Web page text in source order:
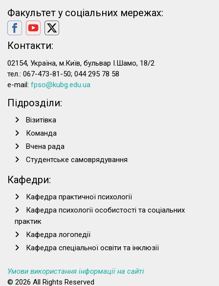
Факультет у соціальних мережах:
Контакти:
02154, Україна, м.Київ, бульвар І.Шамо, 18/2
тел.: 067-473-81-50; 044 295 78 58
e-mail: fpso@kubg.edu.ua
Підрозділи:
Візитівка
Команда
Вчена рада
Студентське самоврядування
Кафедри:
Кафедра практичної психології
Кафедра психології особистості та соціальних
практик
Кафедра логопедії
Кафедра спеціальної освіти та інклюзії
Умови використання інформації на сайті
© 2026 All Rights Reserved